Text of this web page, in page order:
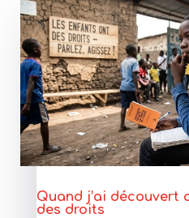
Quand j’ai découvert
des droits